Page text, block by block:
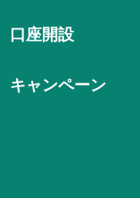
口座開設
キャンペーン